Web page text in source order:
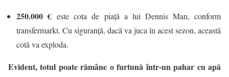
250.000 € este cota de piață a lui Dennis Man, conform
transfermarkt. Cu siguranță, dacă va juca în acest sezon, această
cotă va exploda.
Evident, totul poate rămâne o furtună într-un pahar cu apă